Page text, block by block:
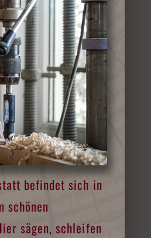
befindet sich in
schönen
sägen, schleifen